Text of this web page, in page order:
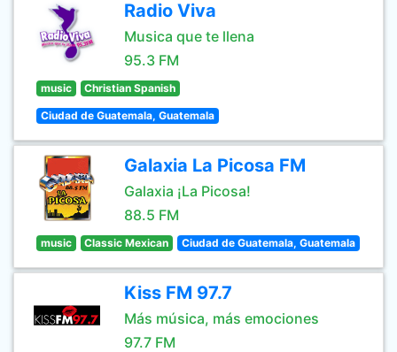
Radio Viva
Musica que te llena
95.3 FM
music Christian Spanish
Ciudad de Guatemala, Guatemala
Galaxia La Picosa FM
Galaxia ¡La Picosa!
88.5 FM
music Classic Mexican Ciudad de Guatemala, Guatemala
Kiss FM 97.7
Más música, más emociones
97.7 FM